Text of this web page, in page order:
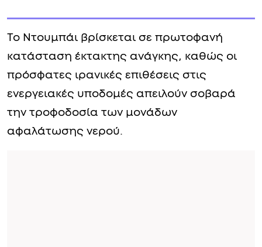
Το Ντουμπάι βρίσκεται σε πρωτοφανή
κατάσταση έκτακτης ανάγκης, καθώς οι
πρόσφατες ιρανικές επιθέσεις στις
ενεργειακές υποδομές απειλούν σοβαρά
την τροφοδοσία των μονάδων
αφαλάτωσης νερού.